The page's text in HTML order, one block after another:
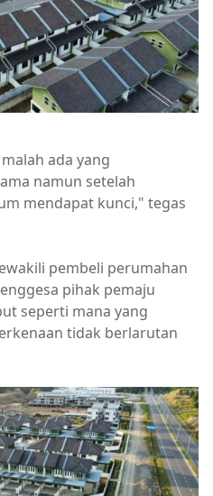
ada yang
namun setelah
mendapat kunci," tegas
pembeli perumahan
pihak pemaju
seperti mana yang
tidak berlarutan